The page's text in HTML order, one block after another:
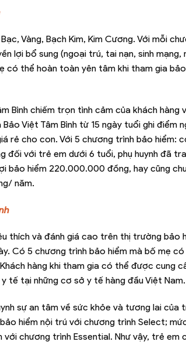
Vàng, Bạch Kim, Kim Cương. Với mỗi
lợi bổ sung (ngoại trú, tai nạn, sinh mạng,
thể hoàn toàn yên tâm khi tham gia
Bình chiếm trọn tình cảm của khách hàng
Việt Tâm Bình từ 15 ngày tuổi ghi điểm
rẻ cho con. Với 5 chương trình bảo hiểm:
với trẻ em dưới 6 tuổi, phụ huynh đã
bảo hiểm 220.000.000 đồng, hay cũng
năm.
thích và đánh giá cao trên thị trường bảo
Có 5 chương trình bảo hiểm mà bố mẹ
hàng khi tham gia có thể được cung
tế tại những cơ sở y tế hàng đầu Việt Nam.
sự an tâm về sức khỏe và tương lai của
hiểm nội trú với chương trình Select;
chương trình Essential. Như vậy, trẻ em